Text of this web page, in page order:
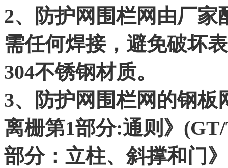
2、防护网围栏网由厂
需任何焊接，避免破坏
304不锈钢材质。
3、防护网围栏网的钢
离栅第1部分:通则》
部分：立柱、斜撑和门